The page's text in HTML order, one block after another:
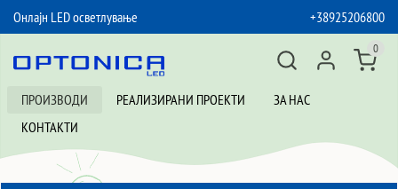
Онлајн LED осветлување
+38925206800
ПРОИЗВОДИ РЕАЛИЗИРАНИ ПРОЕКТИ
ЗА НАС
КОНТАКТИ
0